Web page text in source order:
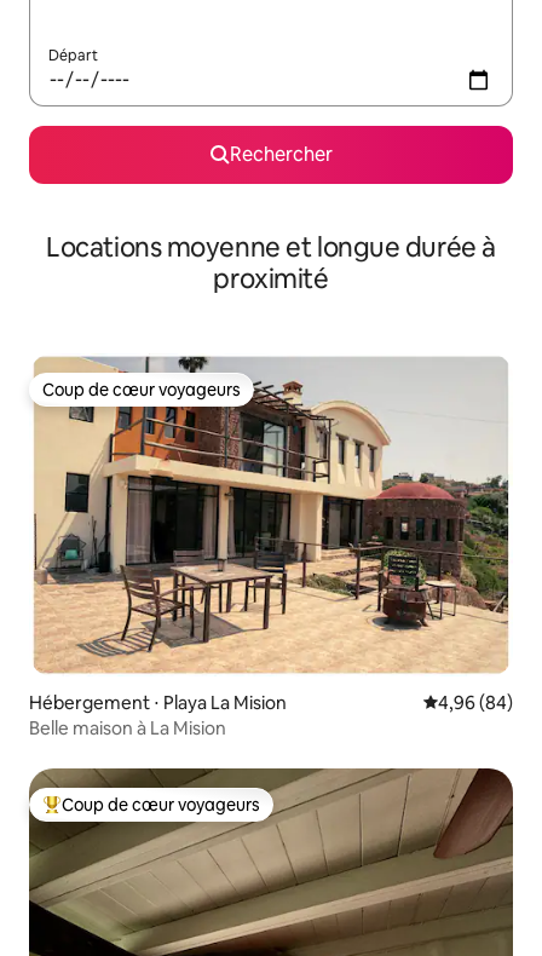
Départ
Rechercher
Locations moyenne et longue durée à
proximité
Coup de cœur voyageurs
Coup de cœur voyageurs
Hébergement ⋅ Playa La Mision Évaluation
4,96 (84)
Belle maison à La Mision
Coups de cœur voyageurs les plus appréciés
Coup de cœur voyageurs